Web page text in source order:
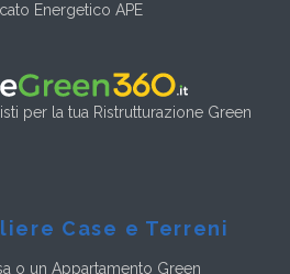
Energetico APE
per la tua Ristrutturazione Green
Case e Terreni
o un Appartamento Green